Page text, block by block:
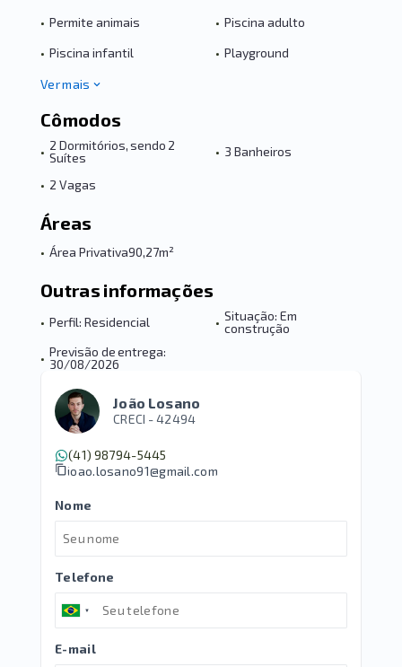
• Permite animais • Piscina adulto
• Piscina infantil • Playground
Ver mais
Cômodos
• 2 Dormitórios, sendo 2
Suítes
• 3 Banheiros
• 2 Vagas
Áreas
• Área Privativa90,27m²
Outras informações
• Perfil: Residencial • Situação: Em
construção
• Previsão de entrega:
30/08/2026
João Losano
CRECI -42494
(41) 98794-5445
joao.losano91@gmail.com
Nome
Telefone
E-mail